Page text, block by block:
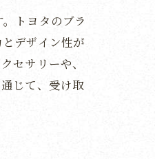
トヨタのブラ
デザイン性が
セサリーや、
じて、受け取